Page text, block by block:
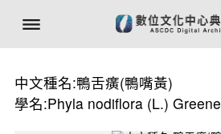
中文種名:鴨舌癀(鴨嘴黃)
學名:Phyla nodiflora (L.) Greene